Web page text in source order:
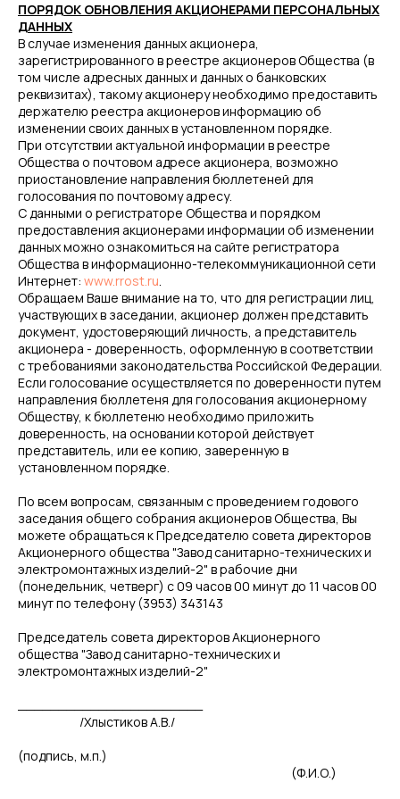
ПОРЯДОК ОБНОВЛЕНИЯ АКЦИОНЕРАМИ ПЕРСОНАЛЬНЫХ
ДАННЫХ
В случае изменения данных акционера,
зарегистрированного в реестре акционеров Общества (в
том числе адресных данных и данных о банковских
реквизитах), такому акционеру необходимо предоставить
держателю реестра акционеров информацию об
изменении своих данных в установленном порядке.
При отсутствии актуальной информации в реестре
Общества о почтовом адресе акционера, возможно
приостановление направления бюллетеней для
голосования по почтовому адресу.
С данными о регистраторе Общества и порядком
предоставления акционерами информации об изменении
данных можно ознакомиться на сайте регистратора
Общества в информационно-телекоммуникационной сети
Интернет: www.rrost.ru.
Обращаем Ваше внимание на то, что для регистрации лиц,
участвующих в заседании, акционер должен представить
документ, удостоверяющий личность, а представитель
акционера - доверенность, оформленную в соответствии
с требованиями законодательства Российской Федерации.
Если голосование осуществляется по доверенности путем
направления бюллетеня для голосования акционерному
Обществу, к бюллетеню необходимо приложить
доверенность, на основании которой действует
представитель, или ее копию, заверенную в
установленном порядке.
По всем вопросам, связанным с проведением годового
заседания общего собрания акционеров Общества, Вы
можете обращаться к Председателю совета директоров
Акционерного общества "Завод санитарно-технических и
электромонтажных изделий-2" в рабочие дни
(понедельник, четверг) с 09 часов 00 минут до 11 часов 00
минут по телефону (3953) 343143
Председатель совета директоров Акционерного
общества "Завод санитарно-технических и
электромонтажных изделий-2"
/Хлыстиков А.В./
(подпись, м.п.)
(Ф.И.О.)